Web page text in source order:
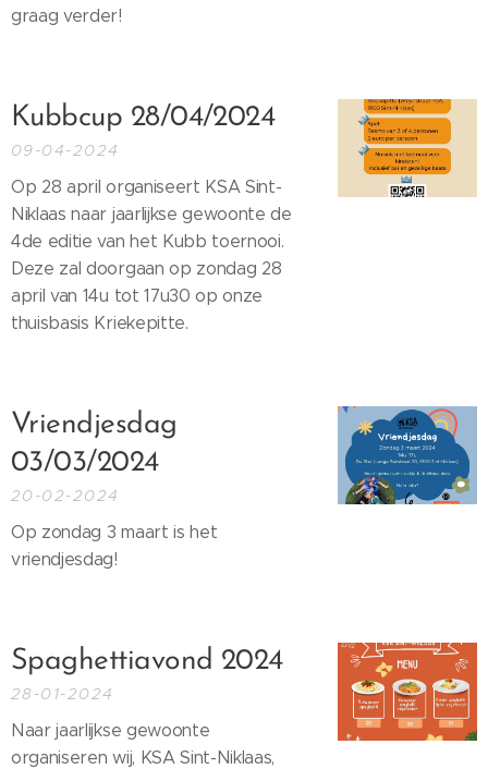
graag verder!
Kubbcup 28/04/2024
09-04-2024
Op 28 april organiseert KSA Sint-
Niklaas naar jaarlijkse gewoonte de
4de editie van het Kubb toernooi.
Deze zal doorgaan op zondag 28
april van 14u tot 17u30 op onze
thuisbasis Kriekepitte.
Vriendjesdag
03/03/2024
20-02-2024
Op zondag 3 maart is het
vriendjesdag! 🥳
Spaghettiavond 2024
28-01-2024
Naar jaarlijkse gewoonte
organiseren wij, KSA Sint-Niklaas,